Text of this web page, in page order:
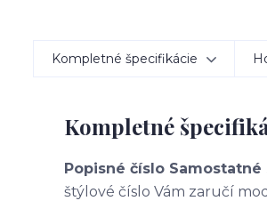
Kompletné špecifikácie
Kompletné
Popisné číslo
štýlové číslo Vám zaručí